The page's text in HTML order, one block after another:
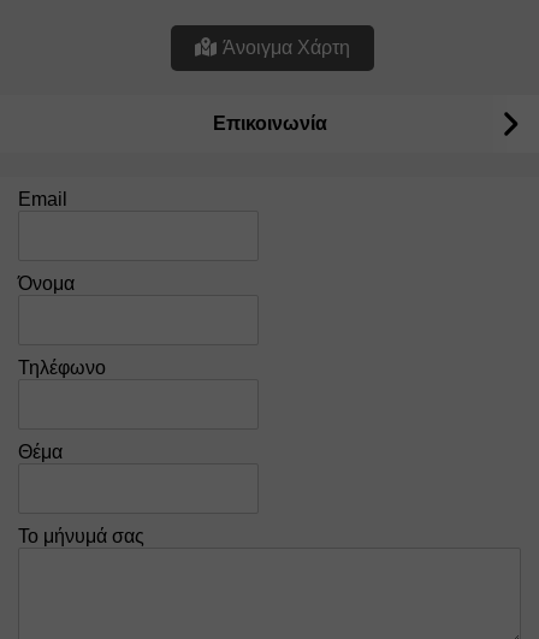
Άνοιγμα Χάρτη
Επικοινωνία
Email
Όνομα
Τηλέφωνο
Θέμα
Το μήνυμά σας